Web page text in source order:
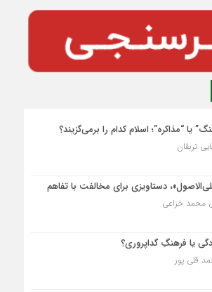
یا “مذاکره”؛ اسلام کدام را برمی‌گزیند؟
تربقان
دستاویزی برای مخالفت با تفاهم
محمد خزاعی
یا فرهنگِ گداپروری؟
قلی پور